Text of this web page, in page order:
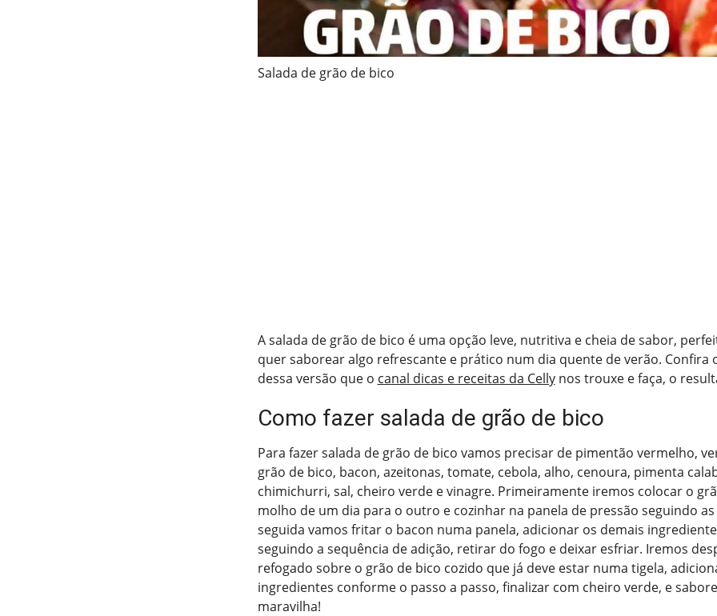
Salada de grão de bico
A salada de grão de bico é uma opção leve, nutritiva e cheia de sabor,
quer saborear algo refrescante e prático num dia quente de verão. Confira
dessa versão que o canal dicas e receitas da Cellynos trouxe e faça, o
Como fazer salada de grão de bico
Para fazer salada de grão de bico vamos precisar de pimentão vermelho,
grão de bico, bacon, azeitonas, tomate, cebola, alho, cenoura, pimenta
chimichurri, sal, cheiro verde e vinagre. Primeiramente iremos colocar o
molho de um dia para o outro e cozinhar na panela de pressão seguindo
seguida vamos fritar o bacon numa panela, adicionar os demais
seguindo a sequência de adição, retirar do fogo e deixar esfriar. Iremos
refogado sobre o grão de bico cozido que já deve estar numa tigela,
ingredientes conforme o passo a passo, finalizar com cheiro verde, e
maravilha!